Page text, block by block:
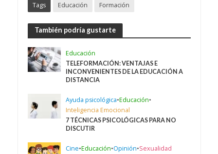
Tags Educación Formación
También podría gustarte
Educación
TELEFORMACIÓN: VENTAJAS E
INCONVENIENTES DE LA EDUCACIÓN A
DISTANCIA
Ayuda psicológica•Educación•
Inteligencia Emocional
7 TÉCNICAS PSICOLÓGICAS PARA NO
DISCUTIR
Cine•Educación•Opinión•Sexualidad